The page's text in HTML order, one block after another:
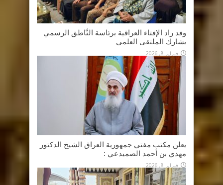
وفد راد الإفتاء العراقية برئاسة النَّاطق الرسمي
يشارك الملتقى العلمي
فبراير 8, 2026
يعلن مكتب مفتي جمهورية العراق الشيخ الدكتور
مهدي بن أحمد الصميدعي :
فبراير 8, 2026